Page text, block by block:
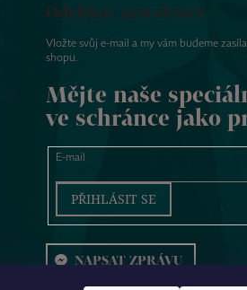
Odebírat newsletter
Vložte svůj e-mail a my vám budeme
shopu.
Mějte naše
ve schránce jako
E-mail
PŘIHLÁSIT SE
NAPSAT ZPRÁVU